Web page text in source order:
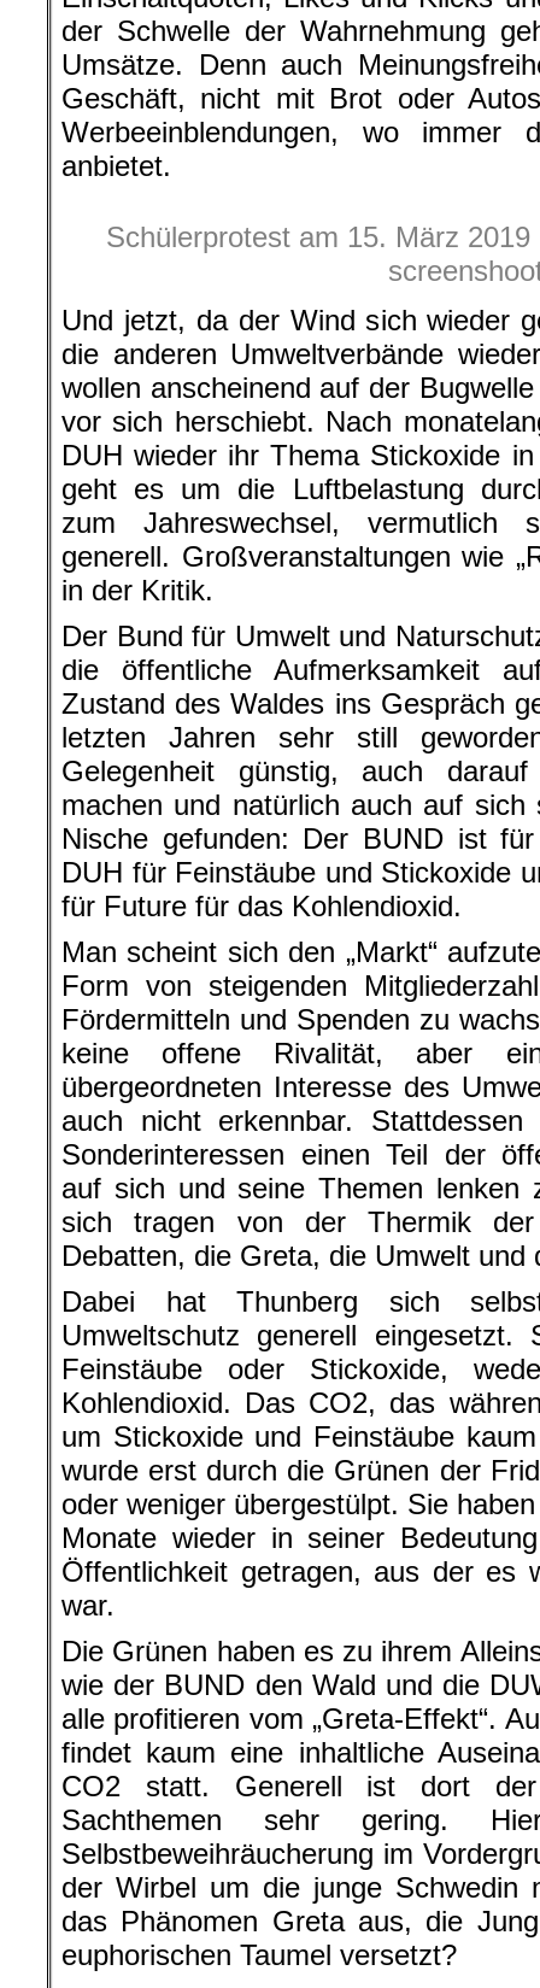
der Schwelle der Wahrnehmung
Umsätze. Denn auch
Geschäft, nicht mit Brot oder
Werbeeinblendungen, wo
anbietet.
Schülerprotest am 15. März
Und jetzt, da der Wind sich wieder
die anderen Umweltverbände
wollen anscheinend auf der
vor sich herschiebt. Nach
DUH wieder ihr Thema Stickoxide
geht es um die Luftbelastung
zum Jahreswechsel, vermutlich
generell. Großveranstaltungen wie
in der Kritik.
Der Bund für Umwelt und
die öffentliche Aufmerksamkeit
Zustand des Waldes ins Gespräch
letzten Jahren sehr still
Gelegenheit günstig, auch
machen und natürlich auch auf
Nische gefunden: Der BUND ist
DUH für Feinstäube und Stickoxide
für Future für das Kohlendioxid.
Man scheint sich den „Markt“
Form von steigenden
Fördermitteln und Spenden zu
keine offene Rivalität, aber
übergeordneten Interesse des
auch nicht erkennbar.
Sonderinteressen einen Teil der
auf sich und seine Themen lenken
sich tragen von der Thermik
Debatten, die Greta, die Umwelt
Dabei hat Thunberg sich
Umweltschutz generell
Feinstäube oder Stickoxide,
Kohlendioxid. Das CO2, das
um Stickoxide und Feinstäube
wurde erst durch die Grünen der
oder weniger übergestülpt. Sie
Monate wieder in seiner
Öffentlichkeit getragen, aus der es
war.
Die Grünen haben es zu ihrem
wie der BUND den Wald und die
alle profitieren vom „Greta-Effekt“.
findet kaum eine inhaltliche
CO2 statt. Generell ist dort
Sachthemen sehr gering.
Selbstbeweihräucherung im
der Wirbel um die junge Schwedin
das Phänomen Greta aus, die
euphorischen Taumel versetzt?